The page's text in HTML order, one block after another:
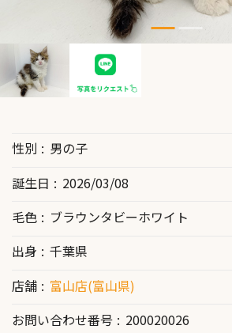
性別
男の子
誕生日
2026/03/08
毛色
ブラウンタビーホワイト
出身
千葉県
店舗
富山店(富山県)
お問い合わせ番号
200020026